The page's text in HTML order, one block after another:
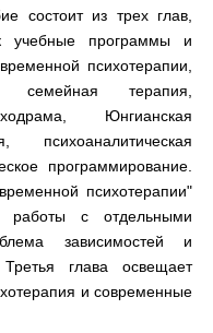
помощи
состоит из трех глав,
учебные программы и
психотерапии,
семейная терапия,
Юнгианская
психоаналитическая
программирование.
психотерапии"
работы с отдельными
зависимостей и
Третья глава освещает
и современные